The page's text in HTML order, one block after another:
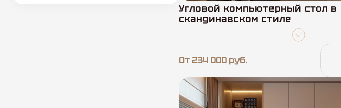
Угловой компьютерный стол в
скандинавском стиле
От 234 000 руб.